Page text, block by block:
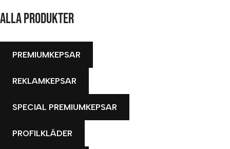
Alla produkter
PREMIUMKEPSAR
REKLAMKEPSAR
SPECIAL PREMIUMKEPSAR
PROFILKLÄDER